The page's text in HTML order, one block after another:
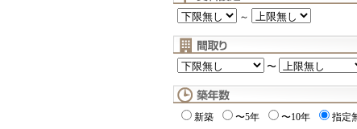
～
〜
新築 〜5年 〜10年 指定